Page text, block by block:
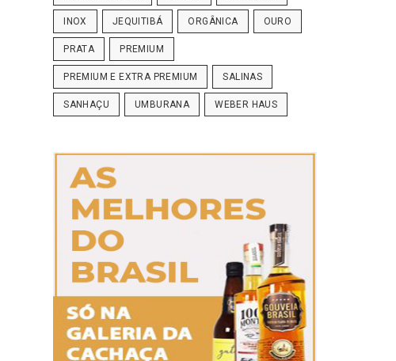
INOX JEQUITIBÁ ORGÂNICA OURO
PRATA PREMIUM
PREMIUM E EXTRA PREMIUM SALINAS
SANHAÇU UMBURANA WEBER HAUS